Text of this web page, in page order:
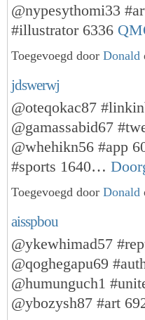
@nypesythomi33
#illustrator 6336
Toegevoegd door Donald
jdswerwj
@oteqokac87
@gamassabid67
@whehikn56 #app
#sports 1640…
Toegevoegd door Donald
aisspbou
@ykewhimad57
@qoghegapu69
@humunguch1
@ybozysh87 #art